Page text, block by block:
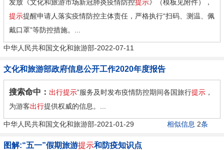
发放《文化和旅游市场新冠肺炎疫情防控提示》（模板见附件），
提示提醒申请人落实疫情防控主体责任，严格执行“扫码、测温、佩
戴口罩”等防控措施。...
中华人民共和国文化和旅游部-2022-07-11
文化和旅游部政府信息公开工作2020年度报告
搜索命中： 出行提示”服务及时发布疫情防控期间各国旅行提示 ，
为游客出行提供权威的信息。...
中华人民共和国文化和旅游部-2021-01-29 相似信息 2条
图解:“五一”假期旅游提示和防疫知识点